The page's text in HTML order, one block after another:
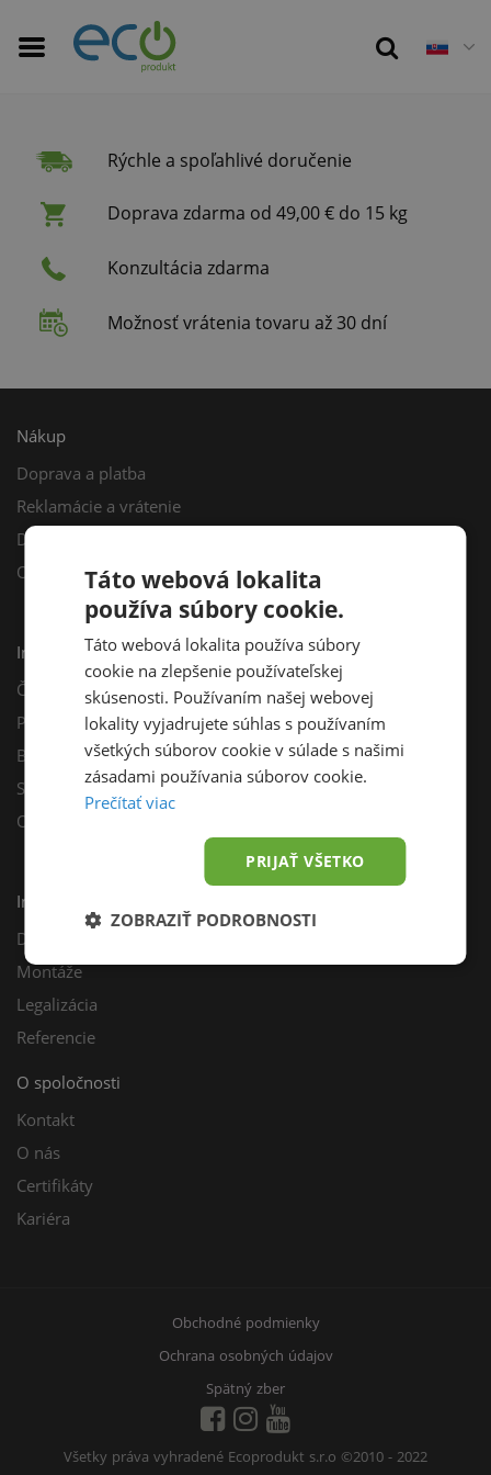
Rýchle a spoľahlivé doručenie
Doprava zdarma od 49,00 € do 15 kg
Konzultácia zdarma
Možnosť vrátenia tovaru až 30 dní
Nákup
Doprava a platba
Reklamácie a vrátenie
Darčekový poukaz
Odberné miesta
Informácie
Často kladené otázky
Poradňa
Blog
Sprievodca výberom fotovoltiky
Odporúčací program
Inštalácie
Dotácie
Montáže
Legalizácia
Referencie
O spoločnosti
Kontakt
O nás
Certifikáty
Kariéra
Obchodné podmienky
Ochrana osobných údajov
Spätný zber
Všetky práva vyhradené Ecoprodukt s.r.o ©2010 - 2022
Táto webová lokalita
používa súbory cookie.
Táto webová lokalita používa súbory
cookie na zlepšenie používateľskej
skúsenosti. Používaním našej webovej
lokality vyjadrujete súhlas s používaním
všetkých súborov cookie v súlade s našimi
zásadami používania súborov cookie.
Prečítať viac
PRIJAŤ VŠETKO
ZOBRAZIŤ PODROBNOSTI